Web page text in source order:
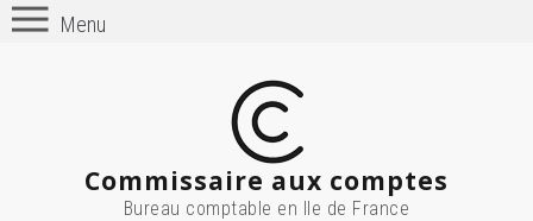
Menu
Commissaire aux comptes
Bureau comptable en Ile de France